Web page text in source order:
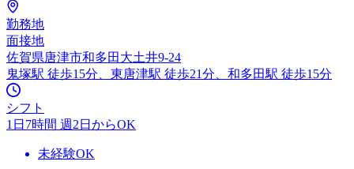
勤務地
面接地
佐賀県唐津市和多田大土井9-24
鬼塚駅 徒歩15分、東唐津駅 徒歩21分、和多田駅 徒歩15分
シフト
1日7時間 週2日からOK
未経験OK